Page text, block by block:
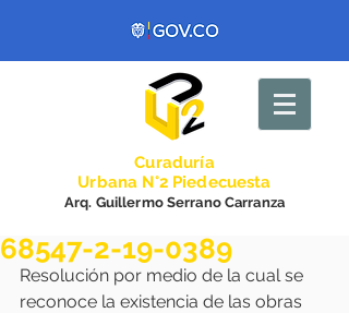
Curaduría
Urbana N°2 Piedecuesta
Arq. Guillermo Serrano Carranza
68547-2-19-0389
Resolución por medio de la cual se
reconoce la existencia de las obras